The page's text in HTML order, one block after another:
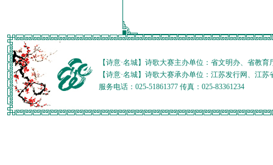
【诗意·名城】诗歌大赛主办单位：省文明办、省教
【诗意·名城】诗歌大赛承办单位：江苏发行网、江
服务电话：025-51861377 传真：025-83361234